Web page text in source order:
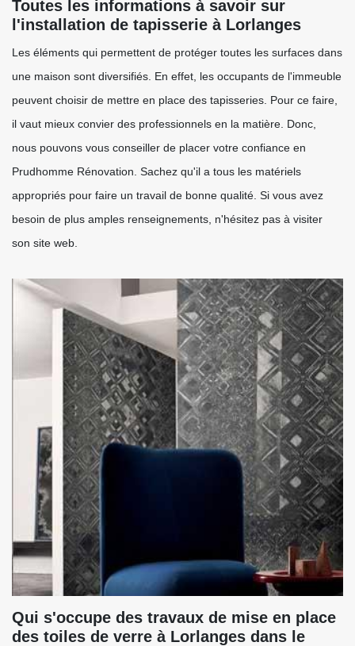
Toutes les informations à savoir sur
l'installation de tapisserie à Lorlanges
Les éléments qui permettent de protéger toutes les surfaces dans
une maison sont diversifiés. En effet, les occupants de l'immeuble
peuvent choisir de mettre en place des tapisseries. Pour ce faire,
il vaut mieux convier des professionnels en la matière. Donc,
nous pouvons vous conseiller de placer votre confiance en
Prudhomme Rénovation. Sachez qu'il a tous les matériels
appropriés pour faire un travail de bonne qualité. Si vous avez
besoin de plus amples renseignements, n'hésitez pas à visiter
son site web.
Qui s'occupe des travaux de mise en place
des toiles de verre à Lorlanges dans le